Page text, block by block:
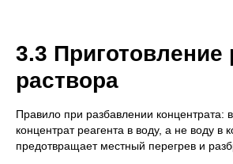
3.3 Приготовление
раствора
Правило при разбавлении концентрата:
концентрат реагента в воду, а не воду в
предотвращает местный перегрев и